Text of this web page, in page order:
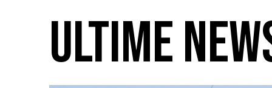
ULTIME